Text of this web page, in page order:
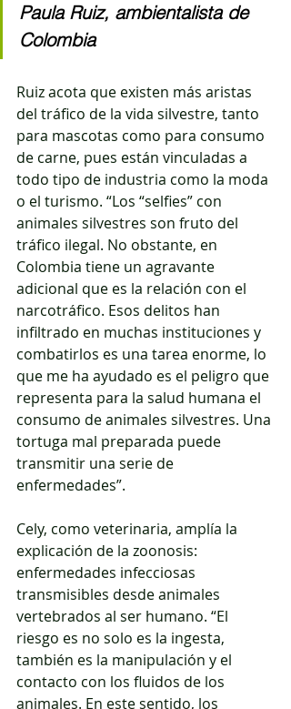
Paula Ruiz, ambientalista de
Colombia
Ruiz acota que existen más aristas
del tráfico de la vida silvestre, tanto
para mascotas como para consumo
de carne, pues están vinculadas a
todo tipo de industria como la moda
o el turismo. “Los “selfies” con
animales silvestres son fruto del
tráfico ilegal. No obstante, en
Colombia tiene un agravante
adicional que es la relación con el
narcotráfico. Esos delitos han
infiltrado en muchas instituciones y
combatirlos es una tarea enorme, lo
que me ha ayudado es el peligro que
representa para la salud humana el
consumo de animales silvestres. Una
tortuga mal preparada puede
transmitir una serie de
enfermedades”.
Cely, como veterinaria, amplía la
explicación de la zoonosis:
enfermedades infecciosas
transmisibles desde animales
vertebrados al ser humano. “El
riesgo es no solo es la ingesta,
también es la manipulación y el
contacto con los fluidos de los
animales. En este sentido, los